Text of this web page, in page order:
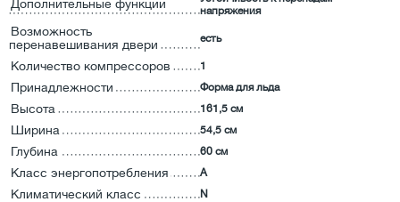
Дополнительные функции
напряжения
Возможность
перенавешивания двери
есть
Количество компрессоров 1
Принадлежности Форма для льда
Высота 161,5 см
Ширина 54,5 см
Глубина 60 см
Класс энергопотребления А
Климатический класс N